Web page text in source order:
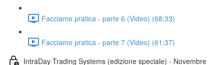
Facciamo pratica - parte 6 (Video) (68:33)
Facciamo pratica - parte 7 (Video) (61:37)
IntraDay Trading Systems (edizione speciale) - Novembre